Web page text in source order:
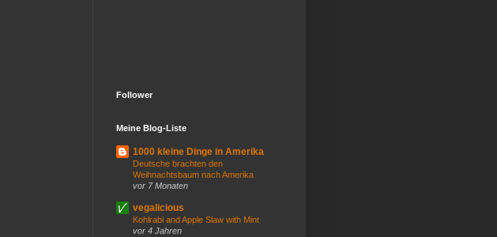
Follower
Meine Blog-Liste
1000 kleine Dinge in Amerika
Deutsche brachten den
Weihnachtsbaum nach Amerika
vor 7 Monaten
vegalicious
Kohlrabi and Apple Slaw with Mint
vor 4 Jahren